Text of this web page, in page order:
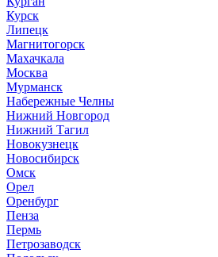
Курск
Липецк
Магнитогорск
Махачкала
Москва
Мурманск
Набережные Челны
Нижний Новгород
Нижний Тагил
Новокузнецк
Новосибирск
Омск
Орел
Оренбург
Пенза
Пермь
Петрозаводск